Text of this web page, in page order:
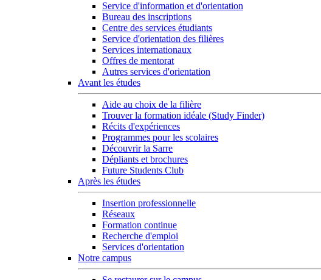
Service d'information et d'orientation
Bureau des inscriptions
Centre des services étudiants
Service d'orientation des filières
Services internationaux
Offres de mentorat
Autres services d'orientation
Avant les études
Aide au choix de la filière
Trouver la formation idéale (Study Finder)
Récits d'expériences
Programmes pour les scolaires
Découvrir la Sarre
Dépliants et brochures
Future Students Club
Après les études
Insertion professionnelle
Réseaux
Formation continue
Recherche d'emploi
Services d'orientation
Notre campus